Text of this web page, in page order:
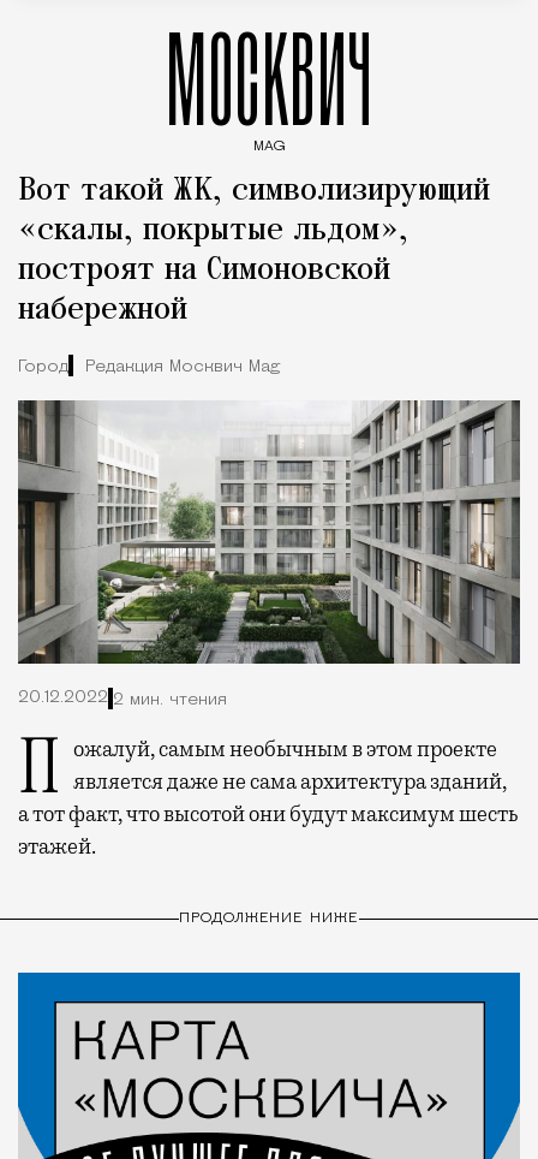
МОСКВИЧ
MAG
Вот такой ЖК, символизирующий
«скалы, покрытые льдом»,
построят на Симоновской
набережной
Город Редакция Москвич Mag
20.12.2022 2 мин. чтения
Пожалуй, самым необычным в этом проекте является даже не сама архитектура зданий,
а тот факт, что высотой они будут максимум шесть
этажей.
ПРОДОЛЖЕНИЕ НИЖЕ